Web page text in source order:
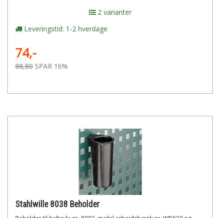
2 varianter
Leveringstid: 1-2 hverdage
74,-
88,80 SPAR 16%
Stahlwille 8038 Beholder